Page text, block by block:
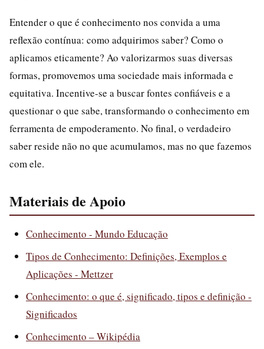
Entender o que é conhecimento nos convida a uma
reflexão contínua: como adquirimos saber? Como o
aplicamos eticamente? Ao valorizarmos suas diversas
formas, promovemos uma sociedade mais informada e
equitativa. Incentive-se a buscar fontes confiáveis e a
questionar o que sabe, transformando o conhecimento em
ferramenta de empoderamento. No final, o verdadeiro
saber reside não no que acumulamos, mas no que fazemos
com ele.
Materiais de Apoio
Conhecimento - Mundo Educação
Tipos de Conhecimento: Definições, Exemplos e
Aplicações - Mettzer
Conhecimento: o que é, significado, tipos e definição -
Significados
Conhecimento – Wikipédia